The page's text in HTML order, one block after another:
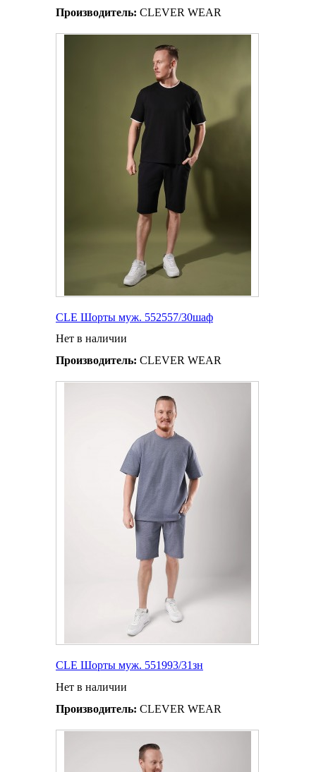
Производитель: CLEVER WEAR
CLE Шорты муж. 552557/30шаф
Нет в наличии
Производитель: CLEVER WEAR
CLE Шорты муж. 551993/31зн
Нет в наличии
Производитель: CLEVER WEAR